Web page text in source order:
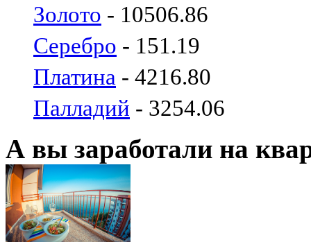
Золото - 10506.86
Серебро - 151.19
Платина - 4216.80
Палладий - 3254.06
А вы заработали на